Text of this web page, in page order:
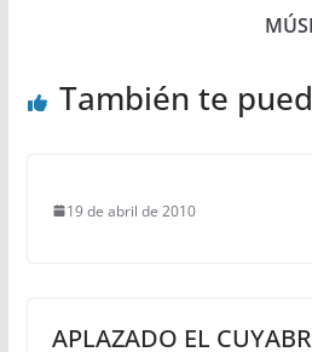
También te
19 de abril de 2010
APLAZADO EL